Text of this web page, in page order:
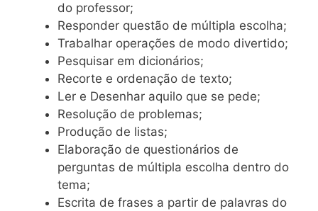
do professor;
Responder questão de múltipla escolha;
Trabalhar operações de modo divertido;
Pesquisar em dicionários;
Recorte e ordenação de texto;
Ler e Desenhar aquilo que se pede;
Resolução de problemas;
Produção de listas;
Elaboração de questionários de
perguntas de múltipla escolha dentro do
tema;
Escrita de frases a partir de palavras do